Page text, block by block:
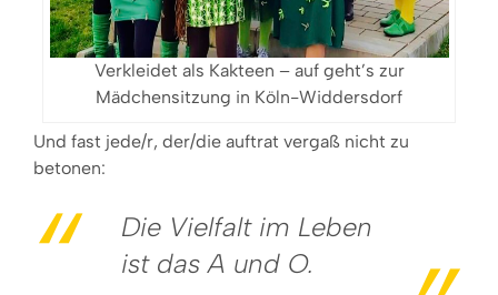
Verkleidet als Kakteen – auf geht’s zur
Mädchensitzung in Köln-Widdersdorf
Und fast jede/r, der/die auftrat vergaß nicht zu
betonen:
Die Vielfalt im Leben
ist das A und O.